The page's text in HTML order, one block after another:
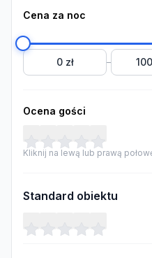
Cena za noc
0 zł –
Ocena gości
Kliknij na lewą lub prawą
Standard obiektu